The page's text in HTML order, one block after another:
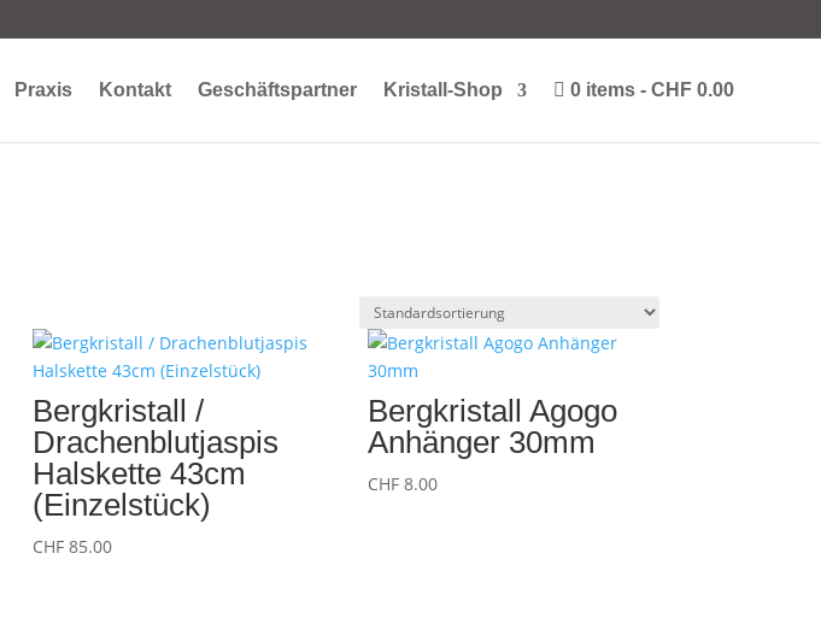
Praxis Kontakt Geschäftspartner Kristall-Shop 0 items CHF 0.00
Bergkristall /
Drachenblutjaspis
Halskette 43cm
(Einzelstück)
CHF 85.00
Bergkristall Agogo
Anhänger 30mm
CHF 8.00